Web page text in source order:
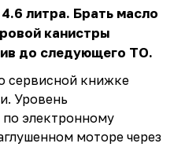
литра. Брать масло
канистры
до следующего ТО.
сервисной книжке
Уровень
электронному
моторе через